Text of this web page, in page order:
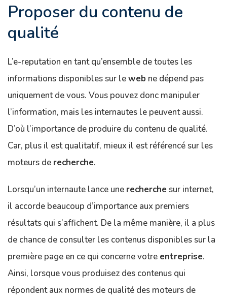
Proposer du contenu de
qualité
L’e-reputation en tant qu’ensemble de toutes les
informations disponibles sur leweb ne dépend pas
uniquement de vous. Vous pouvez donc manipuler
l’information, mais les internautes le peuvent aussi.
D’où l’importance de produire du contenu de qualité.
Car, plus il est qualitatif, mieux il est référencé sur les
moteurs de recherche.
Lorsqu’un internaute lance une recherche sur internet,
il accorde beaucoup d’importance aux premiers
résultats qui s’affichent. De la même manière, il a plus
de chance de consulter les contenus disponibles sur la
première page en ce qui concerne votre entreprise.
Ainsi, lorsque vous produisez des contenus qui
répondent aux normes de qualité des moteurs de